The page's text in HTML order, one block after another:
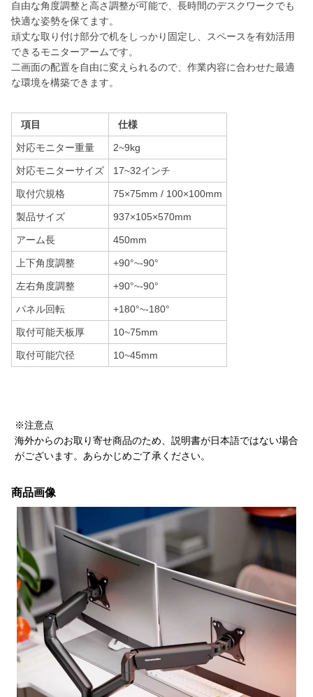
自由な角度調整と高さ調整が可能で、長時間のデスクワークでも
快適な姿勢を保てます。
頑丈な取り付け部分で机をしっかり固定し、スペースを有効活用
できるモニターアームです。
二画面の配置を自由に変えられるので、作業内容に合わせた最適
な環境を構築できます。
項目 仕様
対応モニター重量 2~9kg
対応モニターサイズ 17~32インチ
取付穴規格 75×75mm / 100×100mm
製品サイズ 937×105×570mm
アーム長 450mm
上下角度調整 +90°~-90°
左右角度調整 +90°~-90°
パネル回転 +180°~-180°
取付可能天板厚 10~75mm
取付可能穴径 10~45mm
※注意点
海外からのお取り寄せ商品のため、説明書が日本語ではない場合
がございます。あらかじめご了承ください。
商品画像